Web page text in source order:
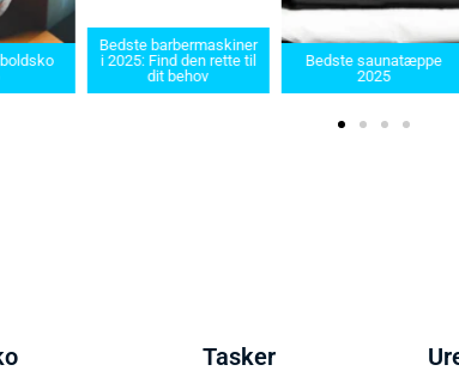
Bedste barbermaskiner
i 2025: Find den rette til
dit behov
Bedste saunatæppe
2025
Tasker